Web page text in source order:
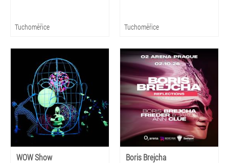
Tuchoměřice Tuchoměřice
WOW Show Boris Brejcha